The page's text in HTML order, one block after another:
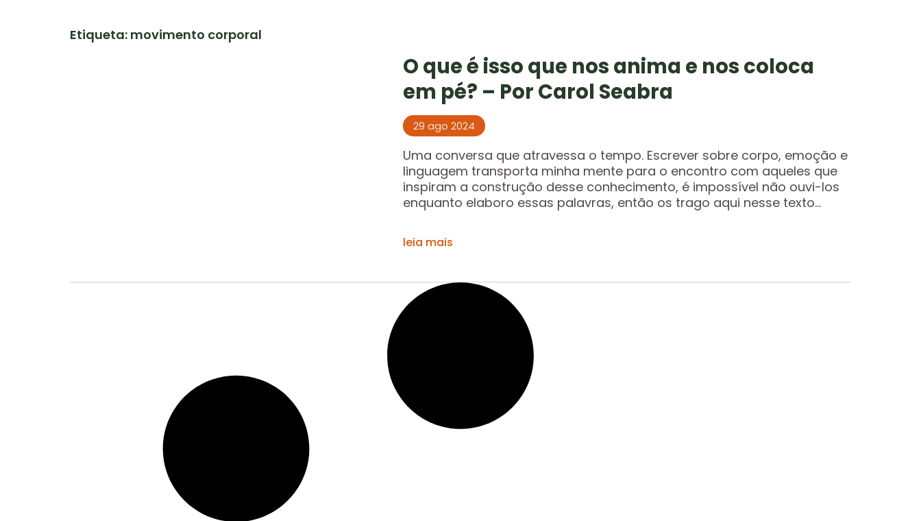
Etiqueta: movimento corporal
O que é isso que nos anima e nos coloca
em pé? – Por Carol Seabra
29 ago 2024
Uma conversa que atravessa o tempo. Escrever sobre corpo, emoção e
linguagem transporta minha mente para o encontro com aqueles que
inspiram a construção desse conhecimento, é impossível não ouvi-los
enquanto elaboro essas palavras, então os trago aqui nesse texto...
leia mais